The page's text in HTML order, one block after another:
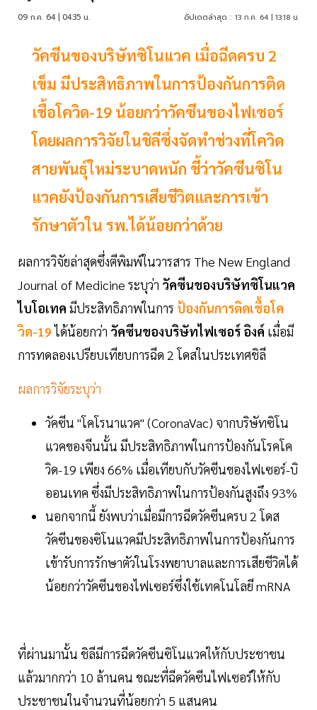
09 ก.ค. 64 | 04:35 น. อัปเดตล่าสุด : 13 ก.ค. 64 | 13:18 น.
วัคซีนของบริษัทซิโนแวค เมื่อฉีดครบ 2
เข็ม มีประสิทธิภาพในการป้องกันการติด
เชื้อโควิด-19 น้อยกว่าวัคซีนของไฟเซอร์
โดยผลการวิจัยในชิลีซึ่งจัดทำช่วงที่โควิด
สายพันธุ์ใหม่ระบาดหนัก ชี้ว่าวัคซีนซิโน
แวคยังป้องกันการเสียชีวิตและการเข้า
รักษาตัวใน รพ.ได้น้อยกว่าด้วย
ผลการวิจัยล่าสุดซึ่งตีพิมพ์ในวารสาร The New England
Journal of Medicine ระบุว่า วัคซีนของบริษัทซิโนแวค
ไบโอเทค มีประสิทธิภาพในการ ป้องกันการติดเชื้อโค
วิด-19ได้น้อยกว่า วัคซีนของบริษัทไฟเซอร์ อิงค์ เมื่อมี
การทดลองเปรียบเทียบการฉีด 2 โดสในประเทศชิลี
ผลการวิจัยระบุว่า
วัคซีน "โคโรนาแวค" (CoronaVac) จากบริษัทซิโน
แวคของจีนนั้น มีประสิทธิภาพในการป้องกันโรคโค
วิด-19 เพียง 66% เมื่อเทียบกับวัคซีนของไฟเซอร์-บิ
ออนเทค ซึ่งมีประสิทธิภาพในการป้องกันสูงถึง 93%
นอกจากนี้ ยังพบว่าเมื่อมีการฉีดวัคซีนครบ 2 โดส
วัคซีนของซิโนแวคมีประสิทธิภาพในการป้องกันการ
เข้ารับการรักษาตัวในโรงพยาบาลและการเสียชีวิตได้
น้อยกว่าวัคซีนของไฟเซอร์ซึ่งใช้เทคโนโลยี mRNA
ที่ผ่านมานั้น ชิลีมีการฉีดวัคซีนซิโนแวคให้กับประชาชน
แล้วมากกว่า 10 ล้านคน ขณะที่ฉีดวัคซีนไฟเซอร์ให้กับ
ประชาชนในจำนวนที่น้อยกว่า 5 แสนคน